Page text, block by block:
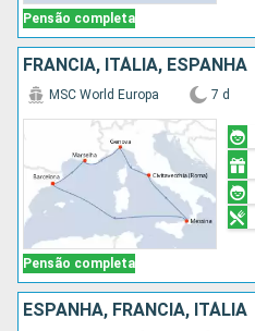
Pensão completa
FRANCIA, ITÁLIA, ESPANHA
Pensão completa
MSC World Europa 7 d
ESPANHA, FRANCIA, ITÁLIA